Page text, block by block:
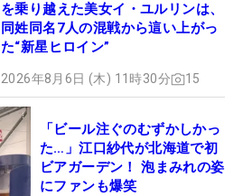
を乗り越えた美女イ・ユルリンは、
同姓同名7人の混戦から這い上がっ
た“新星ヒロイン”
2026年8月6日 (木) 11時30分 15
「ビール注ぐのむずかしかっ
た…」江口紗代が北海道で初
ビアガーデン！ 泡まみれの姿
にファンも爆笑